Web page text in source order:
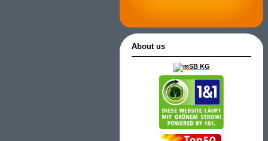
About us